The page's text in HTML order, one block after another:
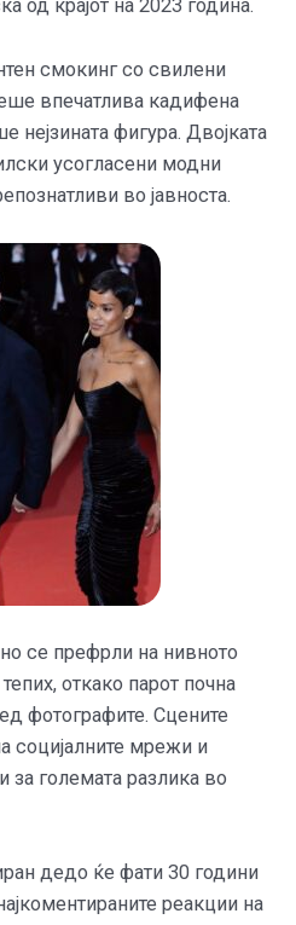
од крајот на 2023 година.
смокинг со свилени
впечатлива кадифена
нејзината фигура. Двојката
усогласени модни
во јавноста.
се префрли на нивното
откако парот почна
фотографите. Сцените
социјалните мрежи и
за големата разлика во
дедо ќе фати 30 години
реакции на